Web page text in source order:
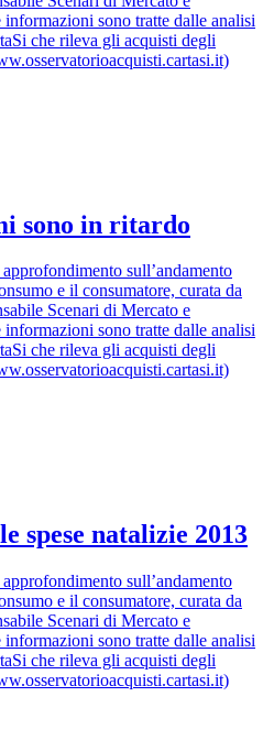
sono tratte dalle analisi
che rileva gli acquisti degli
sono in ritardo
sull’andamento
e il consumatore, curata da
Scenari di Mercato e
sono tratte dalle analisi
che rileva gli acquisti degli
spese natalizie 2013
sull’andamento
e il consumatore, curata da
Scenari di Mercato e
sono tratte dalle analisi
che rileva gli acquisti degli